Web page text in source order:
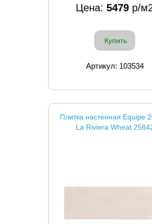
Цена: 5479 р/
Купить
Артикул: 103534
Плитка настенная Equipe
La Riviera Wheat